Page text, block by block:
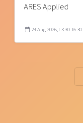
ARES Applied
24 Aug 2026, 13:30-16:30